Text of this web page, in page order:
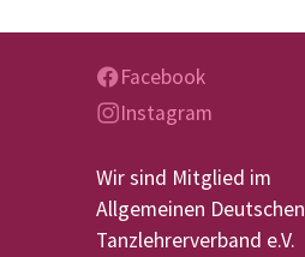
Facebook
Instagram
Wir sind Mitglied im
Allgemeinen Deutschen
Tanzlehrerverband e.V.